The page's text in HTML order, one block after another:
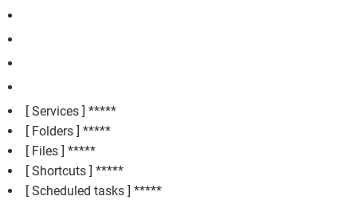
[ Services ] *****
[ Folders ] *****
[ Files ] *****
[ Shortcuts ] *****
[ Scheduled tasks ] *****